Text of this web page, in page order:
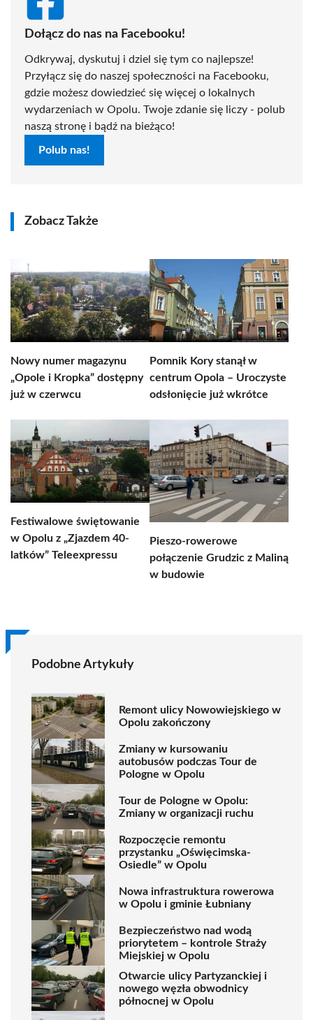
Dołącz do nas na Facebooku!
Odkrywaj, dyskutuj i dziel się tym co najlepsze!
Przyłącz się do naszej społeczności na Facebooku,
gdzie możesz dowiedzieć się więcej o lokalnych
wydarzeniach w Opolu. Twoje zdanie się liczy - polub
naszą stronę i bądź na bieżąco!
Polub nas!
Zobacz Także
Nowy numer magazynu
„Opole i Kropka” dostępny
już w czerwcu
Pomnik Kory stanął w
centrum Opola – Uroczyste
odsłonięcie już wkrótce
Festiwalowe świętowanie
w Opolu z „Zjazdem 40-
latków” Teleexpressu
Pieszo-rowerowe
połączenie Grudzic z Maliną
w budowie
Podobne Artykuły
Remont ulicy Nowowiejskiego w
Opolu zakończony
Zmiany w kursowaniu
autobusów podczas Tour de
Pologne w Opolu
Tour de Pologne w Opolu:
Zmiany w organizacji ruchu
Rozpoczęcie remontu
przystanku „Oświęcimska-
Osiedle” w Opolu
Nowa infrastruktura rowerowa
w Opolu i gminie Łubniany
Bezpieczeństwo nad wodą
priorytetem – kontrole Straży
Miejskiej w Opolu
Otwarcie ulicy Partyzanckiej i
nowego węzła obwodnicy
północnej w Opolu